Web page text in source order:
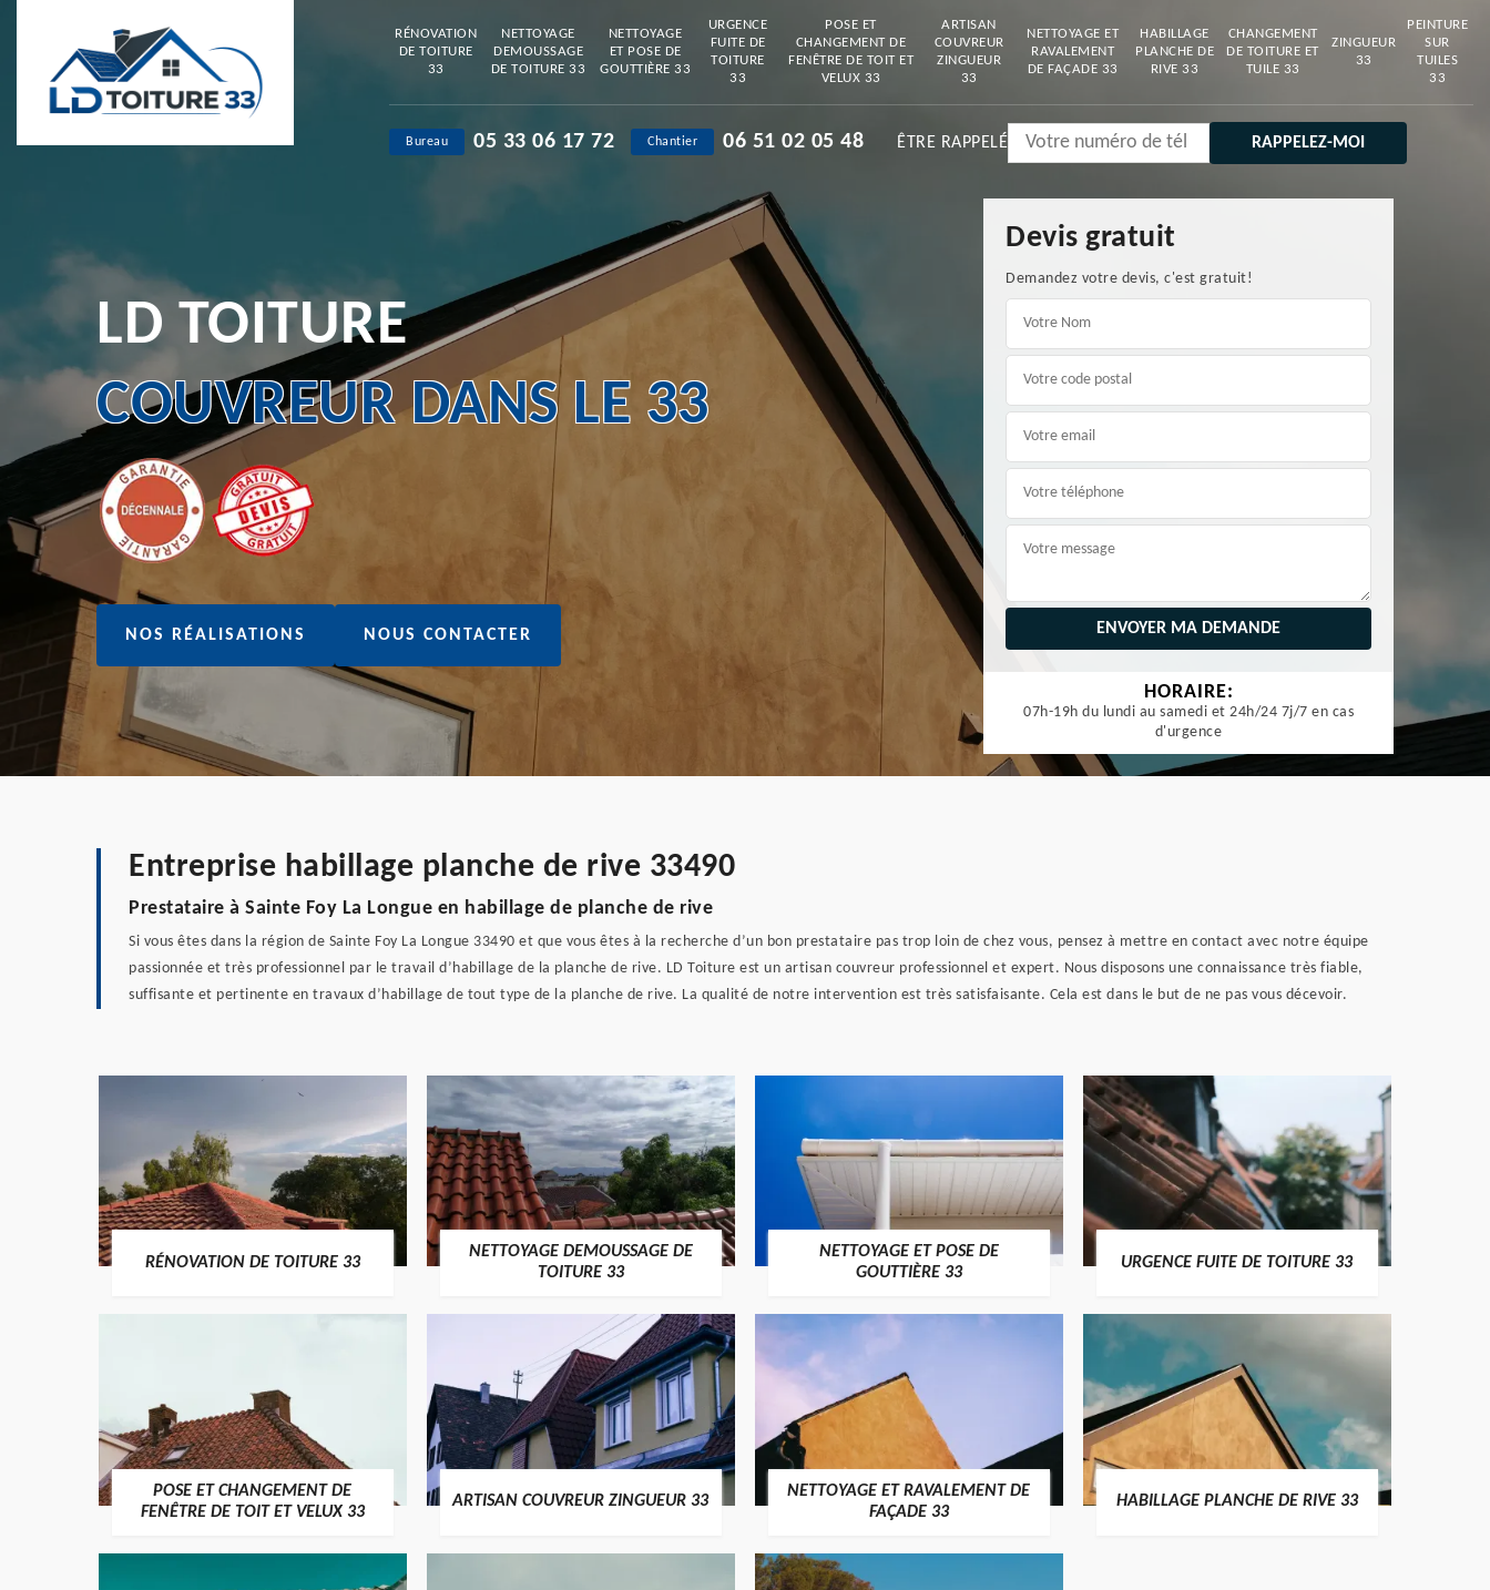
RÉNOVATION
DE TOITURE
33
NETTOYAGE
DEMOUSSAGE
DE TOITURE 33
NETTOYAGE
ET POSE DE
GOUTTIÈRE 33
URGENCE
FUITE DE
TOITURE
33
POSE ET
CHANGEMENT DE
FENÊTRE DE TOIT ET
VELUX 33
ARTISAN
COUVREUR
ZINGUEUR
33
NETTOYAGE ET
RAVALEMENT
DE FAÇADE 33
HABILLAGE
PLANCHE DE
RIVE 33
CHANGEMENT
DE TOITURE ET
TUILE 33
ZINGUEUR
33
PEINTURE
SUR
TUILES
33
Bureau 05 33 06 17 72 Chantier 06 51 02 05 48 ÊTRE RAPPELÉ
LD TOITURE
COUVREUR DANS LE 33
NOS RÉALISATIONS NOUS CONTACTER
Devis gratuit
Demandez votre devis, c'est gratuit!
HORAIRE:
07h-19h du lundi au samedi et 24h/24 7j/7 en cas
d'urgence
Entreprise habillage planche de rive 33490
Prestataire à Sainte Foy La Longue en habillage de planche de rive
Si vous êtes dans la région de Sainte Foy La Longue 33490 et que vous êtes à la recherche d’un bon prestataire pas trop loin de chez vous, pensez à mettre en contact avec notre équipe
passionnée et très professionnel par le travail d’habillage de la planche de rive. LD Toiture est un artisan couvreur professionnel et expert. Nous disposons une connaissance très fiable,
suffisante et pertinente en travaux d’habillage de tout type de la planche de rive. La qualité de notre intervention est très satisfaisante. Cela est dans le but de ne pas vous décevoir.
RÉNOVATION DE TOITURE 33
NETTOYAGE DEMOUSSAGE DE
TOITURE 33
NETTOYAGE ET POSE DE
GOUTTIÈRE 33
URGENCE FUITE DE TOITURE 33
POSE ET CHANGEMENT DE
FENÊTRE DE TOIT ET VELUX 33
ARTISAN COUVREUR ZINGUEUR 33
NETTOYAGE ET RAVALEMENT DE
FAÇADE 33
HABILLAGE PLANCHE DE RIVE 33